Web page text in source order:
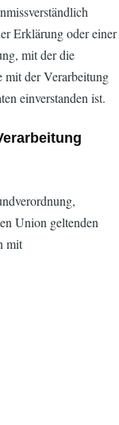
Erklärung oder einer
mit der die
mit der Verarbeitung
einverstanden ist.
Union geltenden
mit